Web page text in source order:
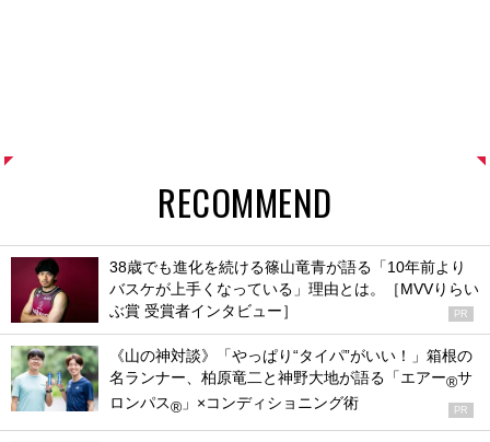
RECOMMEND
38歳でも進化を続ける篠山竜青が語る「10年前より
バスケが上手くなっている」理由とは。［MVVりらい
ぶ賞 受賞者インタビュー］
PR
《山の神対談》「やっぱり“タイパ”がいい！」箱根の
名ランナー、柏原竜二と神野大地が語る「エアー®サ
ロンパス® 」×コンディショニング術 PR